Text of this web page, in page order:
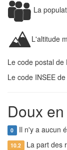
La
L'altitude
Le code postal de
Le code INSEE
Doux
0 Il n'y a aucun
10.2 La part des